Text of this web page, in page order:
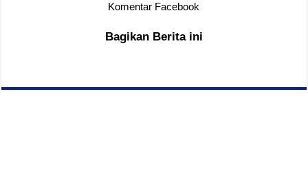
Komentar Facebook
Bagikan Berita ini